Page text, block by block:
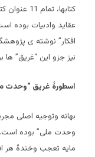
کتابها،
عقاید وادبیات بوده
افکار” نوشته ی
نیز جزو این “غریق”
اسطورۀ غریق “وحدت
بهانه وتوجیه اصلی
وحدت ملی” بوده
مایه تعجب وخندۀ هر